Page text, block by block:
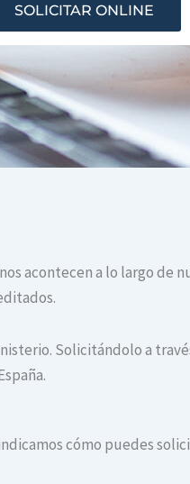
SOLICITAR ONLINE
acontecen a lo largo de
Solicitándolo a
cómo puedes